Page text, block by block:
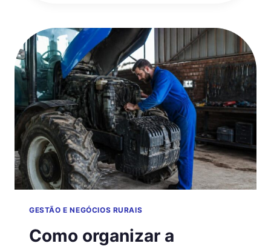
DE
GRÃOS?
GESTÃO E NEGÓCIOS RURAIS
Como organizar a